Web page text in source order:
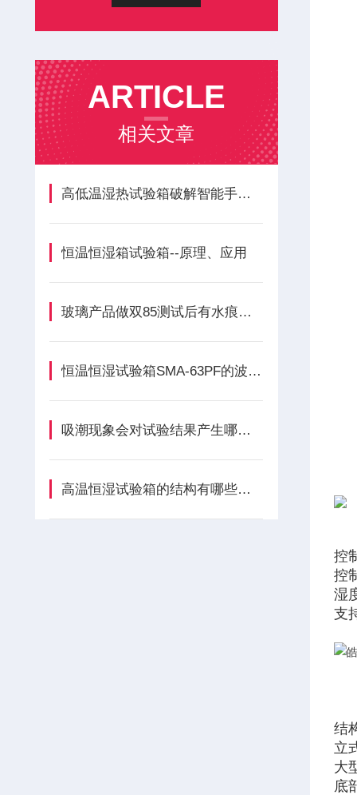
ARTICLE
相关文章
高低温湿热试验箱破解智能手机在极寒地区环境适应性试验解决方案
恒温恒湿箱试验箱--原理、应用
玻璃产品做双85测试后有水痕的原因及解决方法
恒温恒湿试验箱SMA-63PF的波动度如何保证？
吸潮现象会对试验结果产生哪些影响？
高温恒湿试验箱的结构有哪些优势？
控
控
湿
支
结
立
大
底